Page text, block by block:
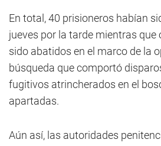
En total, 40 prisioneros habían
jueves por la tarde mientras que
sido abatidos en el marco de la
búsqueda que comportó
fugitivos atrincherados en el
apartadas.
Aún así, las autoridades